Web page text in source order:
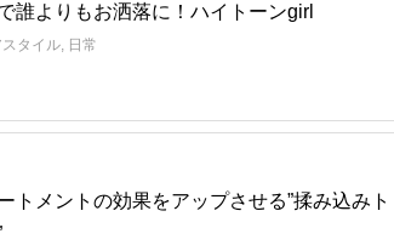
誰よりもお洒落に！ハイトーンgirl
タイル, 日常
トメントの効果をアップさせる”揉み込みト